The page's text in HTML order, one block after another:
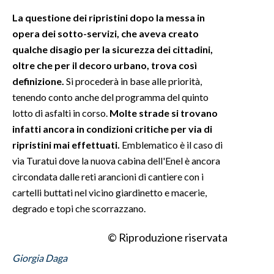
STORE
La questione dei ripristini dopo la messa in
opera dei sotto-servizi, che aveva creato
qualche disagio per la sicurezza dei cittadini,
oltre che per il decoro urbano, trova così
definizione. Si procederà in base alle priorità,
tenendo conto anche del programma del quinto
lotto di asfalti in corso. Molte strade si trovano
infatti ancora in condizioni critiche per via di
ripristini mai effettuati. Emblematico è il caso di
via Turatui dove la nuova cabina dell'Enel è ancora
circondata dalle reti arancioni di cantiere con i
cartelli buttati nel vicino giardinetto e macerie,
degrado e topi che scorrazzano.
© Riproduzione riservata
Giorgia Daga